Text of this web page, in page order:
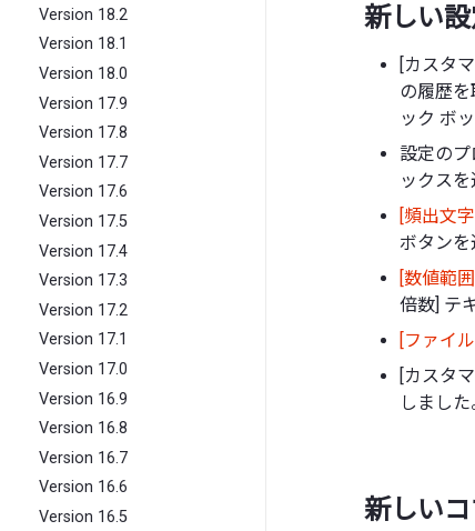
Version 18.2
Version 18.1
Version 18.0
Version 17.9
Version 17.8
Version 17.7
Version 17.6
Version 17.5
Version 17.4
Version 17.3
Version 17.2
Version 17.1
Version 17.0
Version 16.9
Version 16.8
Version 16.7
Version 16.6
Version 16.5
新しい
[カスタ
の履歴
ック ボ
設定の
ックスを
[頻出文
ボタンを
[数値範
倍数] テ
[ファイ
[カスタ
しました
新しい